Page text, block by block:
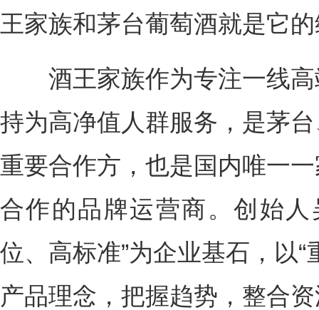
王家族和茅台葡萄酒就是它
酒王家族作为专注一线高
持为高净值人群服务，是茅
重要合作方，也是国内唯一
合作的品牌运营商。创始
位、高标准”为企业基石，以
产品理念，把握趋势，整合